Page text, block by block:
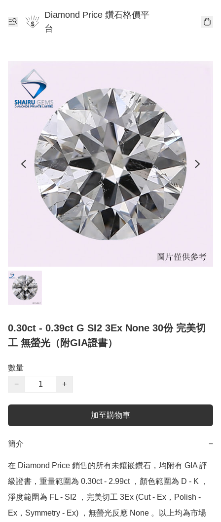
Diamond Price 鑽石格價平
台
0.30ct - 0.39ct G SI2 3Ex None 30份 完美切
工 無螢光（附GIA證書）
數量
−
+
加至購物車
簡介 −
在 Diamond Price 銷售的所有未鑲嵌鑽石，均附有 GIA 評
級證書，重量範圍為 0.30ct - 2.99ct ，顏色範圍為 D - K ，
淨度範圍為 FL - SI2 ，完美切工 3Ex (Cut - Ex，Polish -
Ex，Symmetry - Ex) ，無螢光反應 None 。以上均為市場